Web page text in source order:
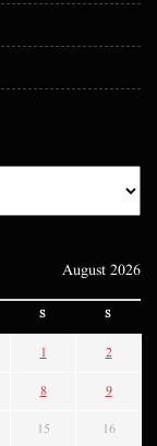
August 2026
S S
1 2
8 9
15 16